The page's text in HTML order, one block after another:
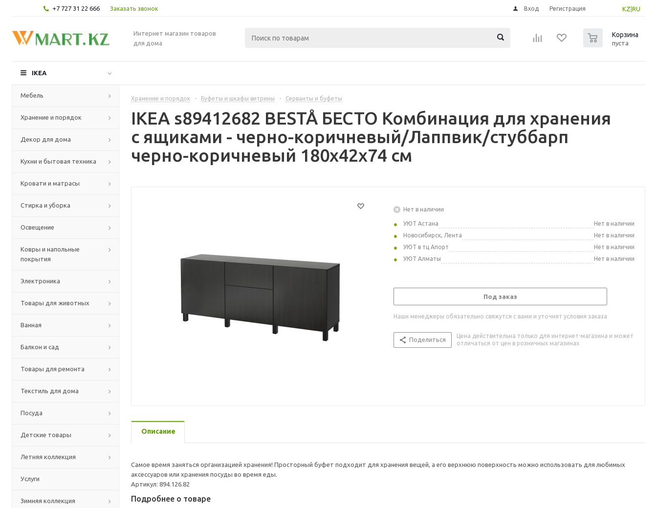
+7 727 31 22 666 Заказать звонок KZ RU
Вход Регистрация
Интернет магазин товаров
для дома
Корзина
пуста
IKEA
Мебель
Хранение и порядок
Декор для дома
Кухни и бытовая техника
Кровати и матрасы
Стирка и уборка
Освещение
Ковры и напольные
покрытия
Электроника
Товары для животных
Ванная
Балкон и сад
Товары для ремонта
Текстиль для дома
Посуда
Детские товары
Летняя коллекция
Услуги
Зимняя коллекция
Хранение и порядок - Буфеты и шкафы витрины - Серванты и буфеты
IKEA s89412682 BESTÅ БЕСТО Комбинация для хранения
с ящиками - черно-коричневый/Лаппвик/стуббарп
черно-коричневый 180x42x74 см
Нет в наличии
УЮТ Астана
Нет в наличии
Новосибирск, Лента
Нет в наличии
УЮТ в тц Апорт
Нет в наличии
УЮТ Алматы
Нет в наличии
Под заказ
Наши менеджеры обязательно свяжутся с вами и уточнят условия заказа
Поделиться
Цена действительна только для интернет-магазина и может
отличаться от цен в розничных магазинах
Описание
Самое время заняться организацией хранения! Просторный буфет подходит для хранения вещей, а его верхнюю поверхность можно использовать для любимых
аксессуаров или хранения посуды во время еды.
Артикул: 894.126.82
Подробнее о товаре